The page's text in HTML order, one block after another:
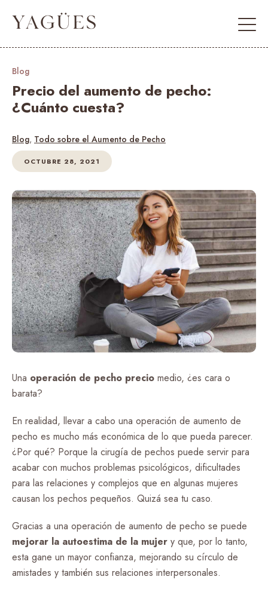
Blog
Precio del aumento de pecho:
¿Cuánto cuesta?
Blog, Todo sobre el Aumento de Pecho
OCTUBRE 28, 2021
Una operación de pecho precio medio, ¿es cara o
barata?
En realidad, llevar a cabo una operación de aumento de
pecho es mucho más económica de lo que pueda parecer.
¿Por qué? Porque la cirugía de pechos puede servir para
acabar con muchos problemas psicológicos, dificultades
para las relaciones y complejos que en algunas mujeres
causan los pechos pequeños. Quizá sea tu caso.
Gracias a una operación de aumento de pecho se puede
mejorar la autoestima de la mujer y que, por lo tanto,
esta gane un mayor confianza, mejorando su círculo de
amistades y también sus relaciones interpersonales.